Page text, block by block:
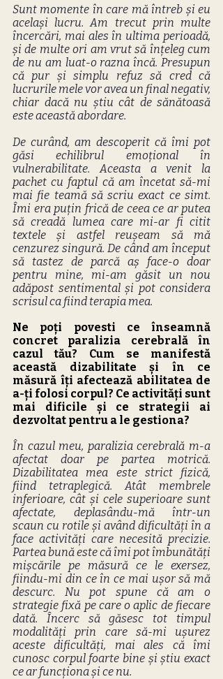
Sunt momente în care mă întreb și eu
același lucru. Am trecut prin multe
încercări, mai ales în ultima perioadă,
și de multe ori am vrut să înțeleg cum
de nu am luat-o razna încă. Presupun
că pur și simplu refuz să cred că
lucrurile mele vor avea un final negativ,
chiar dacă nu știu cât de sănătoasă
este această abordare.
De curând, am descoperit că îmi pot
găsi echilibrul emoțional în
vulnerabilitate. Aceasta a venit la
pachet cu faptul că am încetat să-mi
mai fie teamă să scriu exact ce simt.
Îmi era puțin frică de ceea ce ar putea
să creadă lumea care mi-ar fi citit
textele și astfel reușeam să mă
cenzurez singură. De când am început
să tastez de parcă aș face-o doar
pentru mine, mi-am găsit un nou
adăpost sentimental și pot considera
scrisul ca fiind terapia mea.
Ne poți povesti ce înseamnă
concret paralizia cerebrală în
cazul tău? Cum se manifestă
această dizabilitate și în ce
măsură îți afectează abilitatea de
a-ți folosi corpul? Ce activități sunt
mai dificile și ce strategii ai
dezvoltat pentru a le gestiona?
În cazul meu, paralizia cerebrală m-a
afectat doar pe partea motrică.
Dizabilitatea mea este strict fizică,
fiind tetraplegică. Atât membrele
inferioare, cât și cele superioare sunt
afectate, deplasându-mă într-un
scaun cu rotile și având dificultăți în a
face activități care necesită precizie.
Partea bună este că îmi pot îmbunătăți
mișcările pe măsură ce le exersez,
fiindu-mi din ce în ce mai ușor să mă
descurc. Nu pot spune că am o
strategie fixă pe care o aplic de fiecare
dată. Încerc să găsesc tot timpul
modalități prin care să-mi ușurez
aceste dificultăți, mai ales că îmi
cunosc corpul foarte bine și știu exact
ce ar funcționa și ce nu.